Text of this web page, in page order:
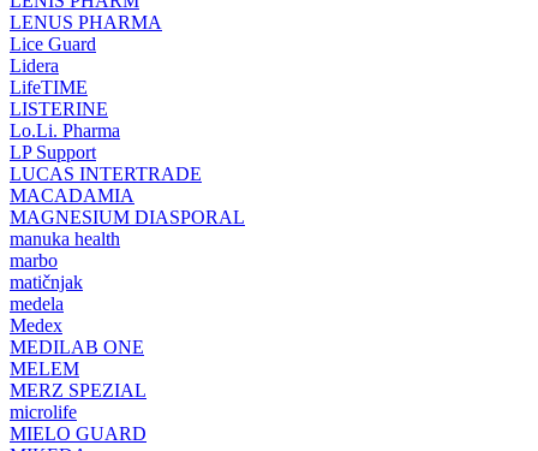
LENUS PHARMA
Lice Guard
Lidera
LifeTIME
LISTERINE
Lo.Li. Pharma
LP Support
LUCAS INTERTRADE
MACADAMIA
MAGNESIUM DIASPORAL
manuka health
marbo
matičnjak
medela
Medex
MEDILAB ONE
MELEM
MERZ SPEZIAL
microlife
MIELO GUARD